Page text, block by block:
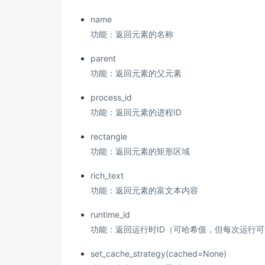
name
功能：返回元素的名称
parent
功能：返回元素的父元素
process_id
功能：返回元素的进程ID
rectangle
功能：返回元素的矩形区域
rich_text
功能：返回元素的富文本内容
runtime_id
功能：返回运行时ID（可哈希值，但每次运行可
set_cache_strategy(cached=None)